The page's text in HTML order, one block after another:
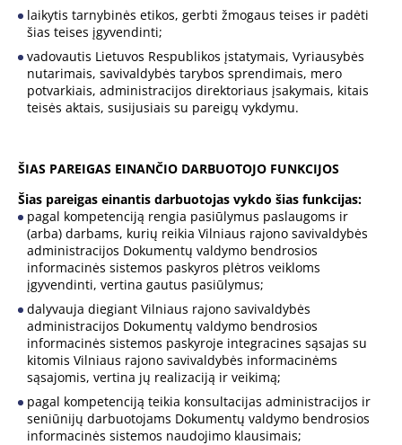
laikytis tarnybinės etikos, gerbti žmogaus teises ir padėti
šias teises įgyvendinti;
vadovautis Lietuvos Respublikos įstatymais, Vyriausybės
nutarimais, savivaldybės tarybos sprendimais, mero
potvarkiais, administracijos direktoriaus įsakymais, kitais
teisės aktais, susijusiais su pareigų vykdymu.
ŠIAS PAREIGAS EINANČIO DARBUOTOJO FUNKCIJOS
Šias pareigas einantis darbuotojas vykdo šias funkcijas:
pagal kompetenciją rengia pasiūlymus paslaugoms ir
(arba) darbams, kurių reikia Vilniaus rajono savivaldybės
administracijos Dokumentų valdymo bendrosios
informacinės sistemos paskyros plėtros veikloms
įgyvendinti, vertina gautus pasiūlymus;
dalyvauja diegiant Vilniaus rajono savivaldybės
administracijos Dokumentų valdymo bendrosios
informacinės sistemos paskyroje integracines sąsajas su
kitomis Vilniaus rajono savivaldybės informacinėms
sąsajomis, vertina jų realizaciją ir veikimą;
pagal kompetenciją teikia konsultacijas administracijos ir
seniūnijų darbuotojams Dokumentų valdymo bendrosios
informacinės sistemos naudojimo klausimais;